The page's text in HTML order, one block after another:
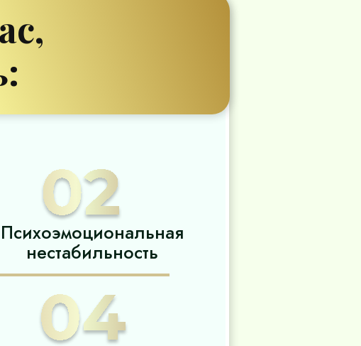
Психоэмоциональная
нестабильность